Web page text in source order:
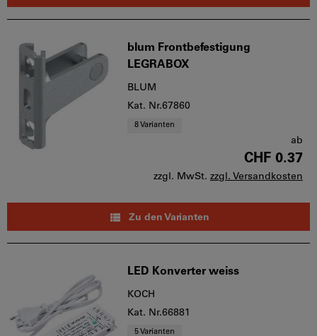
blum Frontbefestigung
LEGRABOX
BLUM
Kat. Nr.67860
8 Varianten
ab
CHF 0.37
zzgl. MwSt. zzgl. Versandkosten
Zu den Varianten
LED Konverter weiss
KOCH
Kat. Nr.66881
5 Varianten